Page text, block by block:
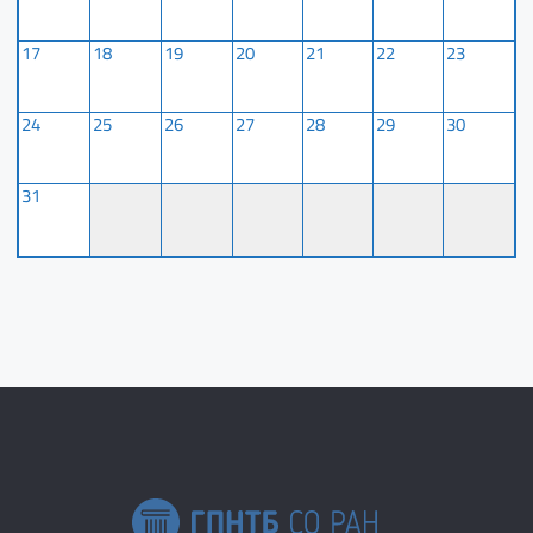
17 18 19 20 21 22 23
24 25 26 27 28 29 30
31